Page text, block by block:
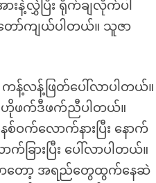
းနဲ့လွှဲပြီး ရိုက်ချလိုက်ပါ
ာ်ကျယ်ပါတယ်။ သူဇာ
ကန့်လန့်ဖြတ်ပေါ်လာပါတယ်။
ဟိုဖက်ဒီဖက်ညီပါတယ်။
က်လောက်နားပြီး နောက်
ားပြီး ပေါ်လာပါတယ်။
မှာတော့ အရည်တွေထွက်နေဆဲ